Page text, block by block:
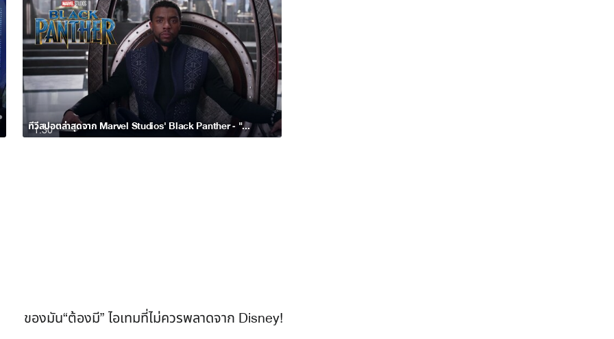
1:30 ทีวีสปอตล่าสุดจาก Marvel Studios' Black Panther - "Rise"
ของมัน“ต้องมี” ไอเทมที่ไม่ควรพลาดจาก Disney!